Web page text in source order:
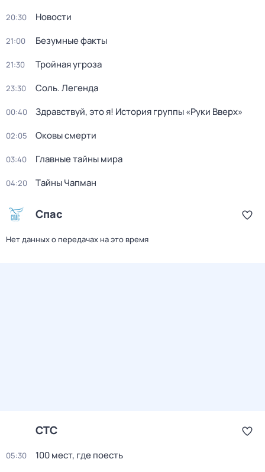
20:30 Новости
21:00 Безумные факты
21:30 Тройная угроза
23:30 Соль. Легенда
00:40 Здравствуй, это я! История группы «Руки Вверх»
02:05 Оковы смерти
03:40 Главные тайны мира
04:20 Тaйны Чапман
Спас
Нет данных о передачах на это время
СТС
05:30 100 мест, где поесть